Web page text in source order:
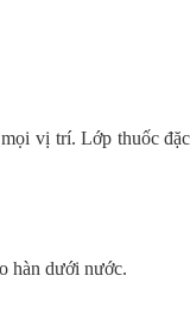
vị trí. Lớp thuốc
hàn dưới nước.